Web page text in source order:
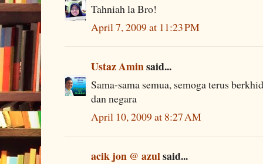
Tahniah la Bro!
April 7, 2009 at 11:23 PM
Ustaz Aminsaid...
Sama-sama semua, semoga terus
dan negara
April 10, 2009 at 8:27 AM
acik jon @ azulsaid...